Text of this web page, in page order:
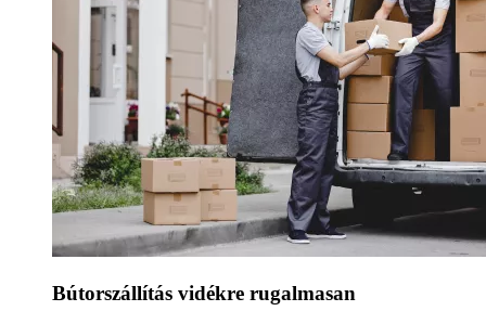
Bútorszállítás vidékre rugalmasan